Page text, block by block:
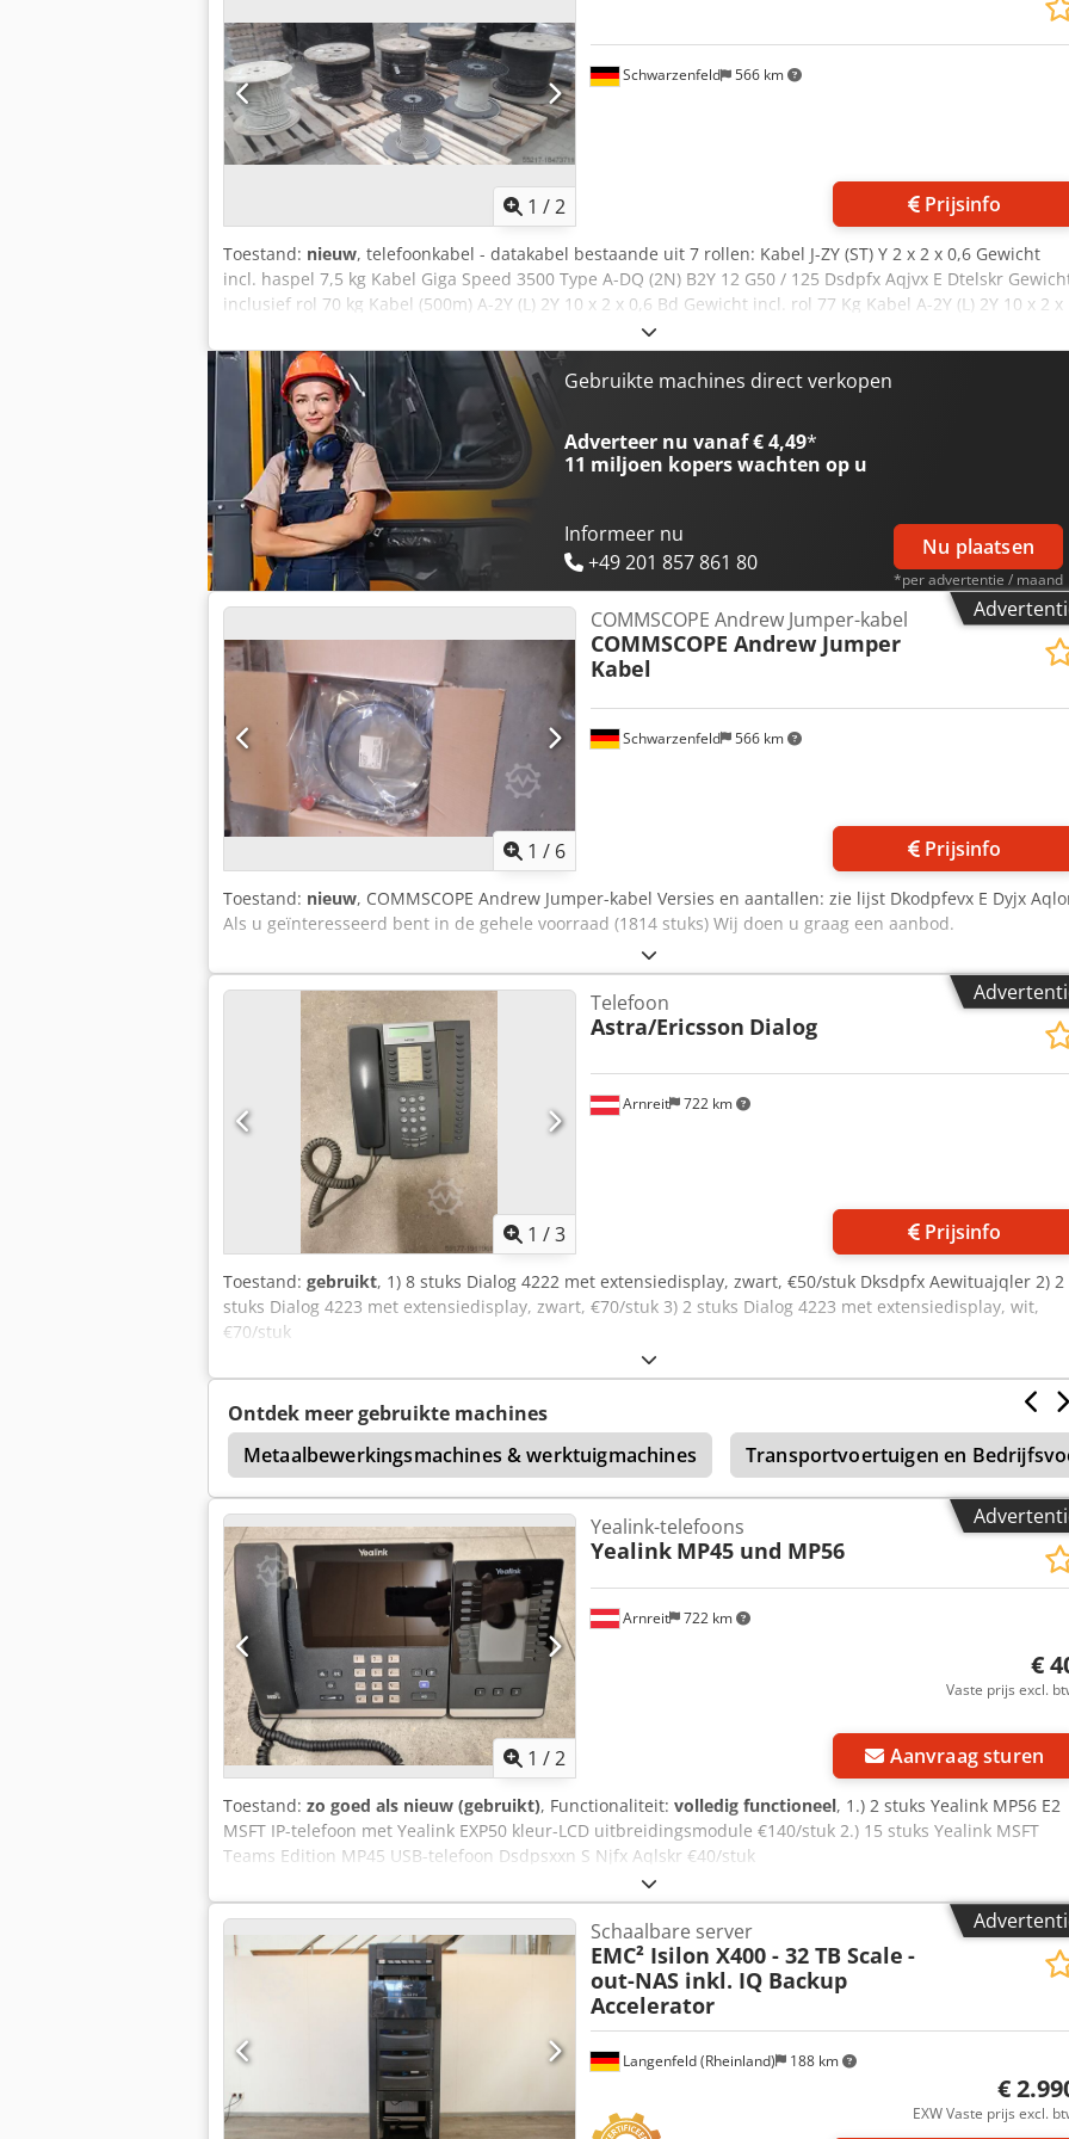
1 /2
Schwarzenfeld 566 km
Prijsinfo
Toestand: nieuw, telefoonkabel - datakabel bestaande uit 7 rollen: Kabel J-ZY (ST) Y 2 x 2 x 0,6 Gewicht
incl. haspel 7,5 kg Kabel Giga Speed 3500 Type A-DQ (2N) B2Y 12 G50 / 125 Dsdpfx Aqjvx E Dtelskr
inclusief rol 70 kg Kabel (500m) A-2Y (L) 2Y 10 x 2 x 0,6 Bd Gewicht incl. rol 77 Kg Kabel A-2Y (L) 2Y 10 x 2 x
0,6 Bd Gewicht incl. rol 51,5 kg Kabel A-2Y (L) 2Y 2 x 2 x 0,6 Gewicht incl. haspel 49 Kg Kabel S - 09YS (ST)
CH 8 x 2 x 0,6 ST BD Gewicht incl. rol 55,5 kg Kabel S - 09YS (ST) CH Gewicht incl. haspel 14 Kg
Gebruikte machines direct verkopen
Adverteer nu vanaf € 4,49*
11 miljoen koperswachten op u
Informeer nu
+49 201 857 861 80
Nu plaatsen
*per advertentie / maand
1 / 6
Schwarzenfeld 566 km
COMMSCOPE Andrew Jumper-kabel
COMMSCOPE Andrew Jumper
Kabel
Prijsinfo
Toestand: nieuw, COMMSCOPE Andrew Jumper-kabel Versies en aantallen: zie lijst Dkodpfevx E Dyjx
Als u geïnteresseerd bent in de gehele voorraad (1814 stuks) Wij doen u graag een aanbod.
1 /3
Arnreit 722 km
Telefoon
Astra/Ericsson Dialog
Prijsinfo
Toestand: gebruikt, 1) 8 stuks Dialog 4222 met extensiedisplay, zwart, €50/stuk Dksdpfx Aewituajqler 2) 2
stuks Dialog 4223 met extensiedisplay, zwart, €70/stuk 3) 2 stuks Dialog 4223 met extensiedisplay, wit,
€70/stuk
Ontdek meer gebruikte machines
Metaalbewerkingsmachines & werktuigmachines
Transportvoertuigen en
1 /2
Arnreit 722 km
Yealink-telefoons
Yealink MP45 und MP56
€
Vaste prijs excl.
Aanvraag sturen
Toestand: zo goed als nieuw (gebruikt), Functionaliteit: volledig functioneel, 1.) 2 stuks Yealink MP56 E2
MSFT IP-telefoon met Yealink EXP50 kleur-LCD uitbreidingsmodule €140/stuk 2.) 15 stuks Yealink MSFT
Teams Edition MP45 USB-telefoon Dsdpsxxn S Njfx Aqlskr €40/stuk
Langenfeld (Rheinland) 188 km
Schaalbare server
EMC² Isilon X400 - 32 TB Scale -
out-NAS inkl. IQ Backup
Accelerator
€
EXW Vaste prijs excl.